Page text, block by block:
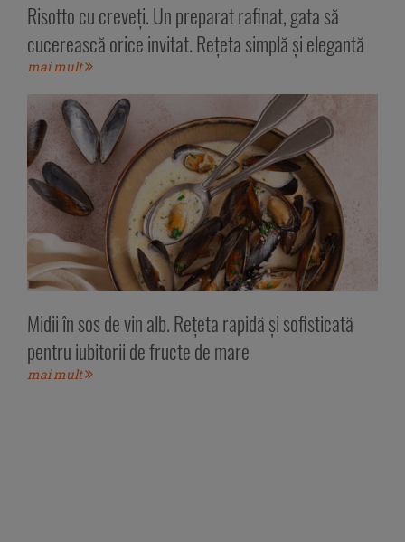
Risotto cu creveți. Un preparat rafinat, gata să
cucerească orice invitat. Rețeta simplă și elegantă
mai mult
Midii în sos de vin alb. Rețeta rapidă și sofisticată
pentru iubitorii de fructe de mare
mai mult